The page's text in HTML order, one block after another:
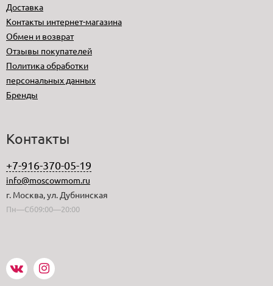
Доставка
Контакты интернет-магазина
Обмен и возврат
Отзывы покупателей
Политика обработки
персональных данных
Бренды
Контакты
+7-916-370-05-19
info@moscowmom.ru
г. Москва, ул. Дубнинская
Пн—Сб09:00—20:00